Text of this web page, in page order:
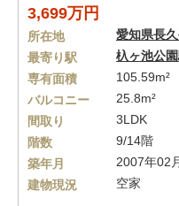
3,699万円
所在地 愛知県長
最寄り駅
杁ヶ池公
専有面積
105.59m²
バルコニー
25.8m²
間取り
3LDK
階数
9/14階
築年月
2007年02
建物現況
空家